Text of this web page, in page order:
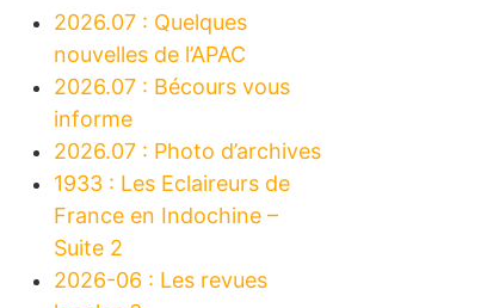
2026.07 : Quelques
nouvelles de l’APAC
2026.07 : Bécours vous
informe
2026.07 : Photo d’archives
1933 : Les Eclaireurs de
France en Indochine –
Suite 2
2026-06 : Les revues